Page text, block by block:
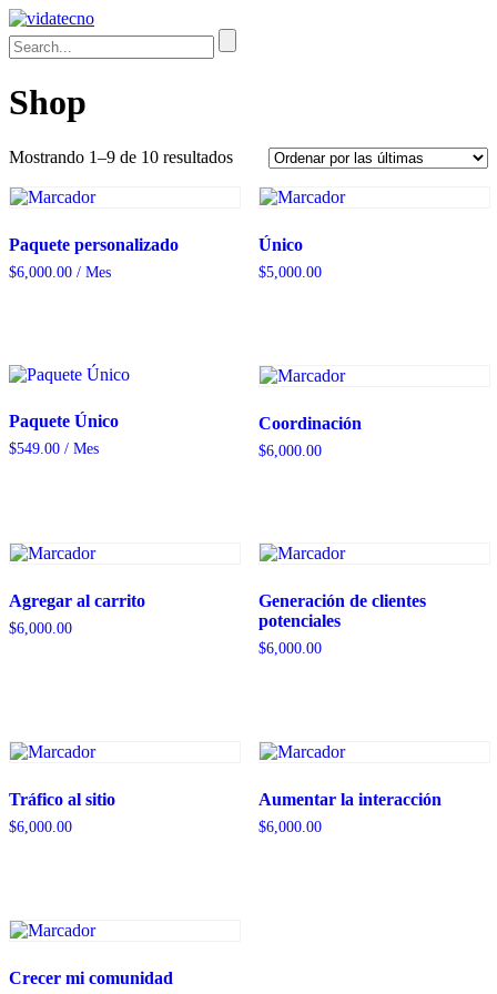
Shop
Mostrando 1–9 de 10 resultadosSorted
latest
Paquete personalizado
$6,000.00 / Mes
Único
$5,000.00
Paquete Único
$549.00 / Mes
Coordinación
$6,000.00
Agregar al carrito
$6,000.00
Generación de clientes
potenciales
$6,000.00
Tráfico al sitio
$6,000.00
Aumentar la interacción
$6,000.00
Crecer mi comunidad